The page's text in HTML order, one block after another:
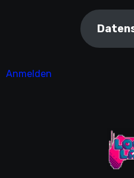
Anmelden